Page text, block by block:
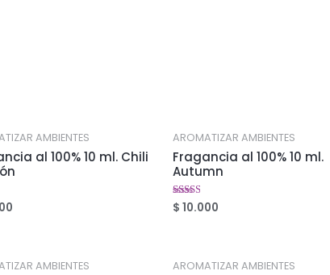
AMBIENTES
al 100% 10 ml. Chili
AROMATIZAR AMBIENTES
Fragancia al 100% 10 ml.
Autumn
Valorado
en
$ 10.000
AMBIENTES AROMATIZAR AMBIENTES